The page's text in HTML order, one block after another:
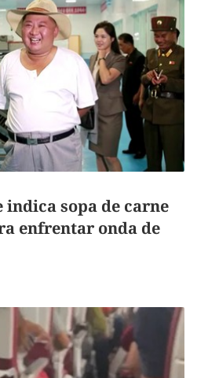
indica sopa de carne
enfrentar onda de